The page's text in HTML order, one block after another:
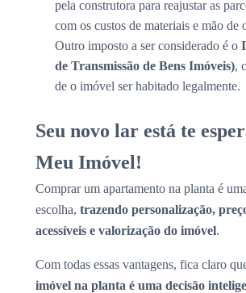
pela construtora para reajustar as
com os custos de materiais e mão de
Outro imposto a ser considerado é o
de Transmissão de Bens Imóveis),
de o imóvel ser habitado legalmente.
Seu novo lar está te
Meu Imóvel!
Comprar um apartamento na planta é
escolha, trazendo personalização,
acessíveis e valorização do imóvel.
Com todas essas vantagens, fica claro
imóvel na planta é uma decisão